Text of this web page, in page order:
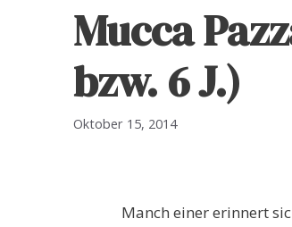
Mucca
bzw. 6 J.)
Oktober 15, 2014
Manch einer erinnert